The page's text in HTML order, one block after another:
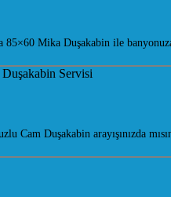
85×60 Mika Duşakabin ile
Cam Duşakabin arayışınızda